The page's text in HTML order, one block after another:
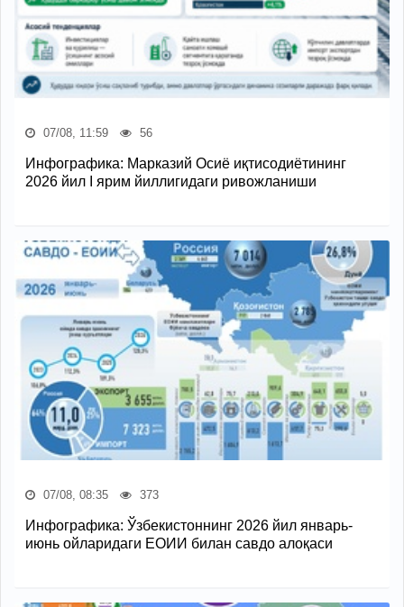
07/08, 11:59 56
Инфографика: Марказий Осиё иқтисодиётининг
2026 йил I ярим йиллигидаги ривожланиши
07/08, 08:35 373
Инфографика: Ўзбекистоннинг 2026 йил январь-
июнь ойларидаги ЕОИИ билан савдо алоқаси